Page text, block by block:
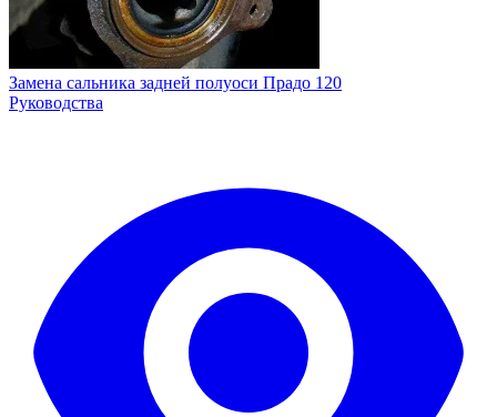
Замена сальника задней полуоси Прадо 120
Руководства